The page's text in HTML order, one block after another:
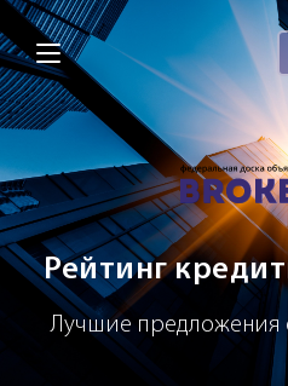
Brokery365 -
Рейтинг
Лучшие предложения